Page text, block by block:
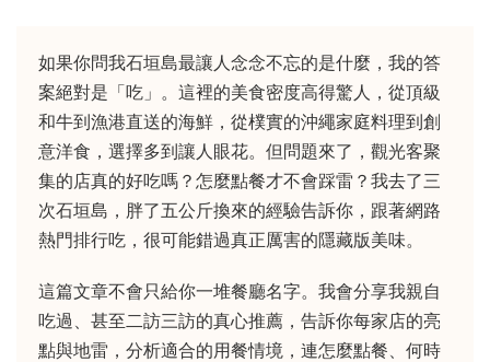
如果你問我石垣島最讓人念念不忘的是什麼，我的答
案絕對是「吃」。這裡的美食密度高得驚人，從頂級
和牛到漁港直送的海鮮，從樸實的沖繩家庭料理到創
意洋食，選擇多到讓人眼花。但問題來了，觀光客聚
集的店真的好吃嗎？怎麼點餐才不會踩雷？我去了三
次石垣島，胖了五公斤換來的經驗告訴你，跟著網路
熱門排行吃，很可能錯過真正厲害的隱藏版美味。
這篇文章不會只給你一堆餐廳名字。我會分享我親自
吃過、甚至二訪三訪的真心推薦，告訴你每家店的亮
點與地雷，分析適合的用餐情境，連怎麼點餐、何時